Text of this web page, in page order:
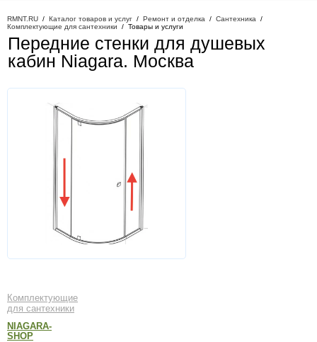
RMNT.RU / Каталог товаров и услуг / Ремонт и отделка / Сантехника /
Комплектующие для сантехники / Товары и услуги
Передние стенки для душевых
кабин Niagara. Москва
Комплектующие
для сантехники
NIAGARA-
SHOP